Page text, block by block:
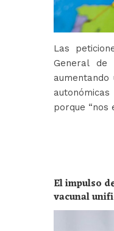
Las
General de
porque
El impulso
vacunal